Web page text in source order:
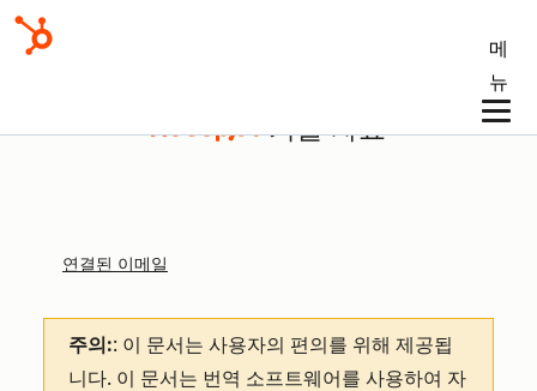
메
뉴
기술 자료
연결된 이메일
주의:: 이 문서는 사용자의 편의를 위해 제공됩
니다. 이 문서는 번역 소프트웨어를 사용하여 자